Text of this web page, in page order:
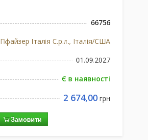
66756
Пфайзер Італія С.р.л., Італія/США
01.09.2027
Є в наявності
2 674,00грн
Замовити